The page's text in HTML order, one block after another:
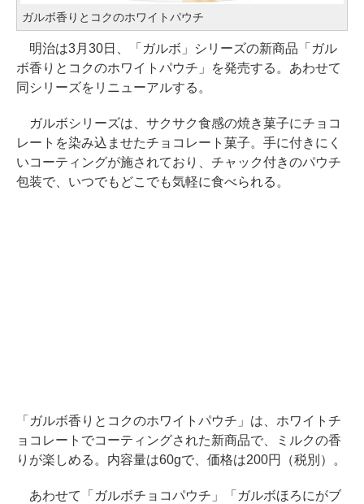
ガルボ香りとコクのホワイトパウチ
明治は3月30日、「ガルボ」シリーズの新商品「ガル
ボ香りとコクのホワイトパウチ」を発売する。あわせて
同シリーズをリニューアルする。
ガルボシリーズは、サクサク食感の焼き菓子にチョコ
レートを染み込ませたチョコレート菓子。手に付きにく
いコーティングが施されており、チャック付きのパウチ
包装で、いつでもどこでも気軽に食べられる。
「ガルボ香りとコクのホワイトパウチ」は、ホワイトチ
ョコレートでコーティングされた新商品で、ミルクの香
りが楽しめる。内容量は60gで、価格は200円（税別）。
あわせて「ガルボチョコパウチ」「ガルボほろにがブ